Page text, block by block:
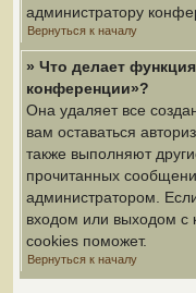
администратору
Вернуться к началу
» Что делает
конференции»?
Она удаляет все
вам оставаться
также выполняют
прочитанных
администратором.
входом или выходом с
cookies поможет.
Вернуться к началу